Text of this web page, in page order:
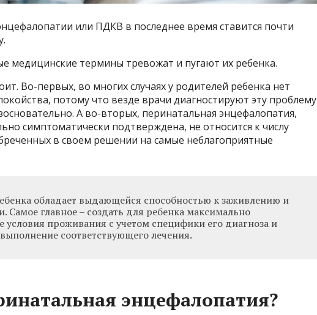
или ПДКВ в последнее время ставится почти
медицинские термины тревожат и пугают их ребенка.
Во-первых, во многих случаях у родителей ребенка нет
потому что везде врачи диагностируют эту проблему
А во-вторых, перинатальная энцефалопатия,
симптоматически подтверждена, не относится к числу
в своем решении на самые неблагоприятные
обладает выдающейся способностью к заживлению и
Самое главное – создать для ребенка максимально
проживания с учетом специфики его диагноза и
соответствующего лечения.
энцефалопатия?